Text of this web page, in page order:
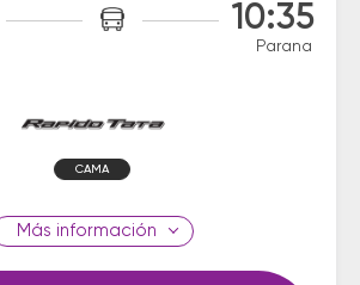
10:35
Parana
CAMA
información